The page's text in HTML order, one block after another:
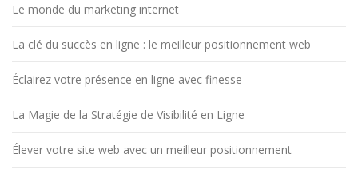
Le monde du marketing internet
La clé du succès en ligne : le meilleur positionnement web
Éclairez votre présence en ligne avec finesse
La Magie de la Stratégie de Visibilité en Ligne
Élever votre site web avec un meilleur positionnement